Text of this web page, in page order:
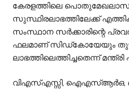
കേരളത്തിലെ
സുസ്ഥിരലാഭത്തിലേക്ക്
സംസ്ഥാന സര്‍ക്കാരിന്റെ
ഫലമാണ് സിഡ്കോയേയും
ലാഭത്തിലെത്തിച്ചതെന്ന്‌
വിഎസ്എസ്സി, ഐഎസ്ആര്‍ഒ,